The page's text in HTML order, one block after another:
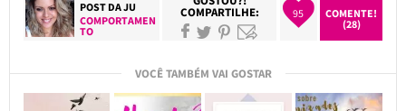
POST DAJU
COMPORTAMEN
TO
COMPARTILHE: 95
COMENTE!
(28)
VOCÊ TAMBÉM VAI GOSTAR